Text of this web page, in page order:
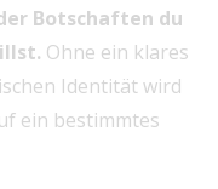
Botschaften du
Ohne ein klares
Identität wird
ein bestimmtes